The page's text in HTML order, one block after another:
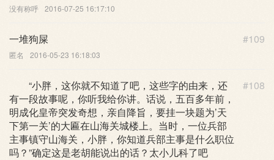
没有称呼 2016-07-25 16:17:10
#109
一堆狗屎
匿名 2016-05-23 16:18:03
#108
“小胖，这你就不知道了吧，这些字的由来，还
有一段故事呢，你听我给你讲。话说，五百多年前，
明成化皇帝突发奇想，亲自降旨，要挂一块题为’天
下第一关’的大匾在山海关城楼上。当时，一位兵部
主事镇守山海关，小胖，你知道兵部主事是什么职位
吗？”确定这是老胡能说出的话？太小儿科了吧